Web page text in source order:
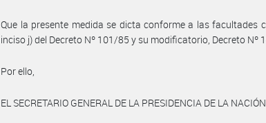
Que la presente medida se dicta conforme a las facultades
inciso j) del Decreto Nº 101/85 y su modificatorio, Decreto Nº
Por ello,
EL SECRETARIO GENERAL DE LA PRESIDENCIA DE LA NACIÓN